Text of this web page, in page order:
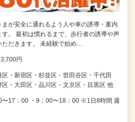
が安全に通れるよう人や車の誘導・案内
。 最初は慣れるまで、歩行者の誘導や声
ただきます。 未経験で始め…
円
・新宿区・杉並区・世田谷区・千代田
区・大田区・品川区・文京区・目黒区 他
〜17：00 ・9：00〜18：00 ※1日8時間 週